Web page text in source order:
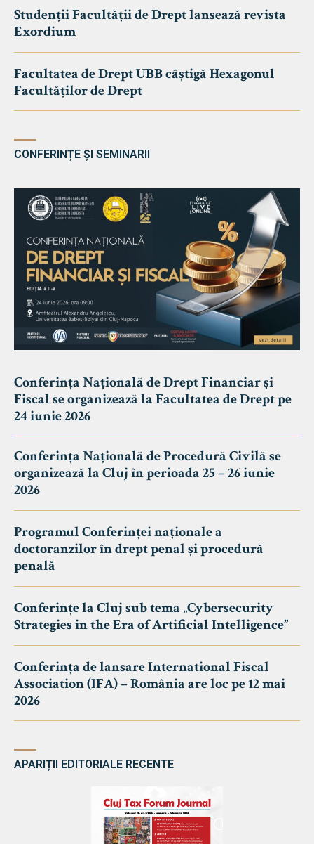
Studenții Facultății de Drept lansează revista
Exordium
Facultatea de Drept UBB câștigă Hexagonul
Facultăților de Drept
CONFERINȚE ȘI SEMINARII
Conferința Națională de Drept Financiar și
Fiscal se organizează la Facultatea de Drept pe
24 iunie 2026
Conferința Națională de Procedură Civilă se
organizează la Cluj în perioada 25 – 26 iunie
2026
Programul Conferinței naționale a
doctoranzilor în drept penal și procedură
penală
Conferințe la Cluj sub tema „Cybersecurity
Strategies in the Era of Artificial Intelligence”
Conferința de lansare International Fiscal
Association (IFA) – România are loc pe 12 mai
2026
APARIȚII EDITORIALE RECENTE